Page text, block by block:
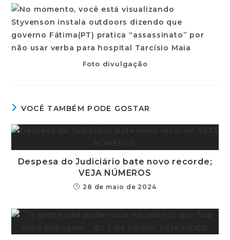
Foto divulgação
VOCÊ TAMBÉM PODE GOSTAR
Despesa do Judiciário bate novo recorde;
VEJA NÚMEROS
28 de maio de 2024